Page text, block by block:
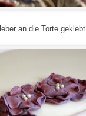
an die Torte geklebt.